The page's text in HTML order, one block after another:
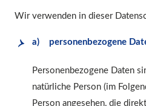
Wir verwenden in dieser
a) personenbezogene
Personenbezogene Daten
natürliche Person (im
Person angesehen, die